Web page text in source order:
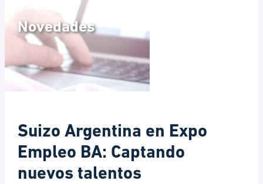
Novedades
Suizo Argentina en Expo
Empleo BA: Captando
nuevos talentos